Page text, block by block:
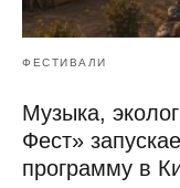
ФЕСТИВАЛИ
Музыка,
Фест»
программу в